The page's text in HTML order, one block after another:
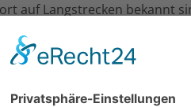
auf Langstrecken bekannt
ideale Voraussetzungen
im Winter 2026/27. Wer
möchte, kann bereits
buchen.